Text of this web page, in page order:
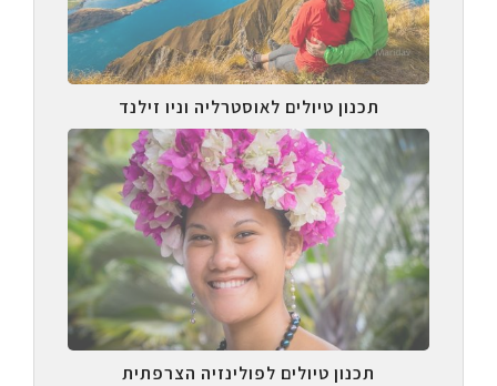
תכנון טיולים לאוסטרליה וניו זילנד
תכנון טיולים לפולינזיה הצרפתית